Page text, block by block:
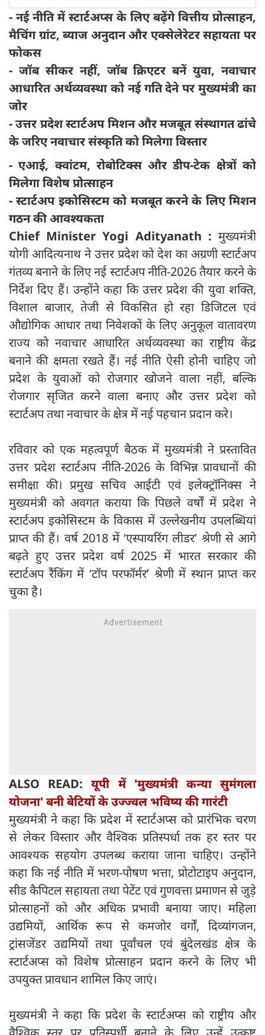
- नई नीति में स्टार्टअप्स के लिए बढ़ेंगे वित्तीय प्रोत्साहन,
मैचिंग ग्रांट, ब्याज अनुदान और एक्सेलेरेटर सहायता पर
फोकस
- जॉब सीकर नहीं, जॉब क्रिएटर बनें युवा, नवाचार
आधारित अर्थव्यवस्था को नई गति देने पर मुख्यमंत्री का
जोर
- उत्तर प्रदेश स्टार्टअप मिशन और मजबूत संस्थागत ढांचे
के जरिए नवाचार संस्कृति को मिलेगा विस्तार
- एआई, क्वांटम, रोबोटिक्स और डीप-टेक क्षेत्रों को
मिलेगा विशेष प्रोत्साहन
- स्टार्टअप इकोसिस्टम को मजबूत करने के लिए मिशन
गठन की आवश्यकता
Chief Minister Yogi Adityanath : मुख्यमंत्री
योगी आदित्यनाथ ने उत्तर प्रदेश को देश का अग्रणी स्टार्टअप
गंतव्य बनाने के लिए नई स्टार्टअप नीति-2026 तैयार करने के
निर्देश दिए हैं। उन्होंने कहा कि उत्तर प्रदेश की युवा शक्ति,
विशाल बाजार, तेजी से विकसित हो रहा डिजिटल एवं
औद्योगिक आधार तथा निवेशकों के लिए अनुकूल वातावरण
राज्य को नवाचार आधारित अर्थव्यवस्था का राष्ट्रीय केंद्र
बनाने की क्षमता रखते हैं। नई नीति ऐसी होनी चाहिए जो
प्रदेश के युवाओं को रोजगार खोजने वाला नहीं, बल्कि
रोजगार सृजित करने वाला बनाए और उत्तर प्रदेश को
स्टार्टअप तथा नवाचार के क्षेत्र में नई पहचान प्रदान करे।
रविवार को एक महत्वपूर्ण बैठक में मुख्यमंत्री ने प्रस्तावित
उत्तर प्रदेश स्टार्टअप नीति-2026 के विभिन्न प्रावधानों की
समीक्षा की। प्रमुख सचिव आईटी एवं इलेक्ट्रॉनिक्स ने
मुख्यमंत्री को अवगत कराया कि पिछले वर्षों में प्रदेश ने
स्टार्टअप इकोसिस्टम के विकास में उल्लेखनीय उपलब्धियां
प्राप्त की हैं। वर्ष 2018 में ‘एस्पायरिंग लीडर’ श्रेणी से आगे
बढ़ते हुए उत्तर प्रदेश वर्ष 2025 में भारत सरकार की
स्टार्टअप रैंकिंग में ‘टॉप परफॉर्मर’ श्रेणी में स्थान प्राप्त कर
चुका है।
ALSO READ:यूपी में 'मुख्यमंत्री कन्या सुमंगला
योजना' बनी बेटियों के उज्ज्वल भविष्य की गारंटी
मुख्यमंत्री ने कहा कि प्रदेश में स्टार्टअप्स को प्रारंभिक चरण
से लेकर विस्तार और वैश्विक प्रतिस्पर्धा तक हर स्तर पर
आवश्यक सहयोग उपलब्ध कराया जाना चाहिए। उन्होंने
कहा कि नई नीति में भरण-पोषण भत्ता, प्रोटोटाइप अनुदान,
सीड कैपिटल सहायता तथा पेटेंट एवं गुणवत्ता प्रमाणन से जुड़े
प्रोत्साहनों को और अधिक प्रभावी बनाया जाए। महिला
उद्यमियों, आर्थिक रूप से कमजोर वर्गों, दिव्यांगजन,
ट्रांसजेंडर उद्यमियों तथा पूर्वांचल एवं बुंदेलखंड क्षेत्र के
स्टार्टअप्स को विशेष प्रोत्साहन प्रदान करने के लिए भी
उपयुक्त प्रावधान शामिल किए जाएं।
मुख्यमंत्री ने कहा कि प्रदेश के स्टार्टअप्स को राष्ट्रीय और